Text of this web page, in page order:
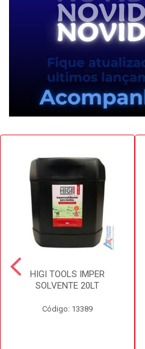
HIGI TOOLS IMPER
SOLVENTE 20LT
Código: 13389